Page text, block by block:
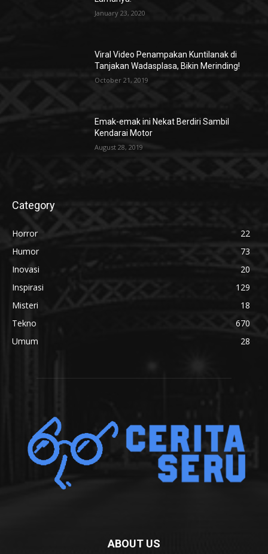
January 23, 2020
Viral Video Penampakan Kuntilanak di
Tanjakan Wadasplasa, Bikin Merinding!
October 21, 2019
Emak-emak ini Nekat Berdiri Sambil
Kendarai Motor
August 28, 2019
Category
Horror
22
Humor
73
Inovasi
20
Inspirasi
129
Misteri
18
Tekno
670
Umum
28
ABOUT US